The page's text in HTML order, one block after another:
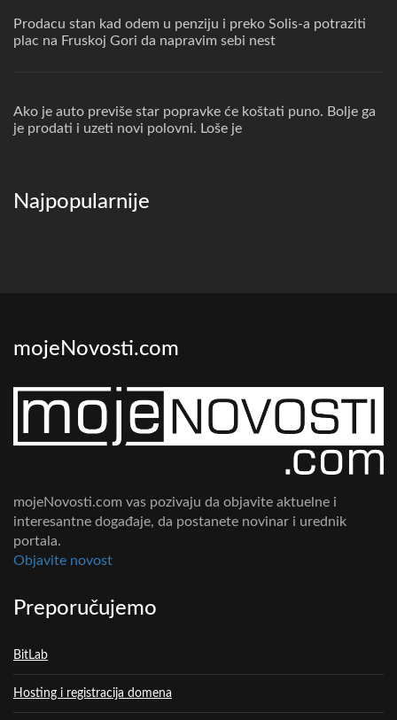
Prodacu stan kad odem u penziju i preko Solis-a potraziti
plac na Fruskoj Gori da napravim sebi nest
Ako je auto previše star popravke će koštati puno. Bolje ga
je prodati i uzeti novi polovni. Loše je
Najpopularnije
mojeNovosti.com
mojeNovosti.com vas pozivaju da objavite aktuelne i
interesantne događaje, da postanete novinar i urednik
portala.
Objavite novost
Preporučujemo
BitLab
Hosting i registracija domena